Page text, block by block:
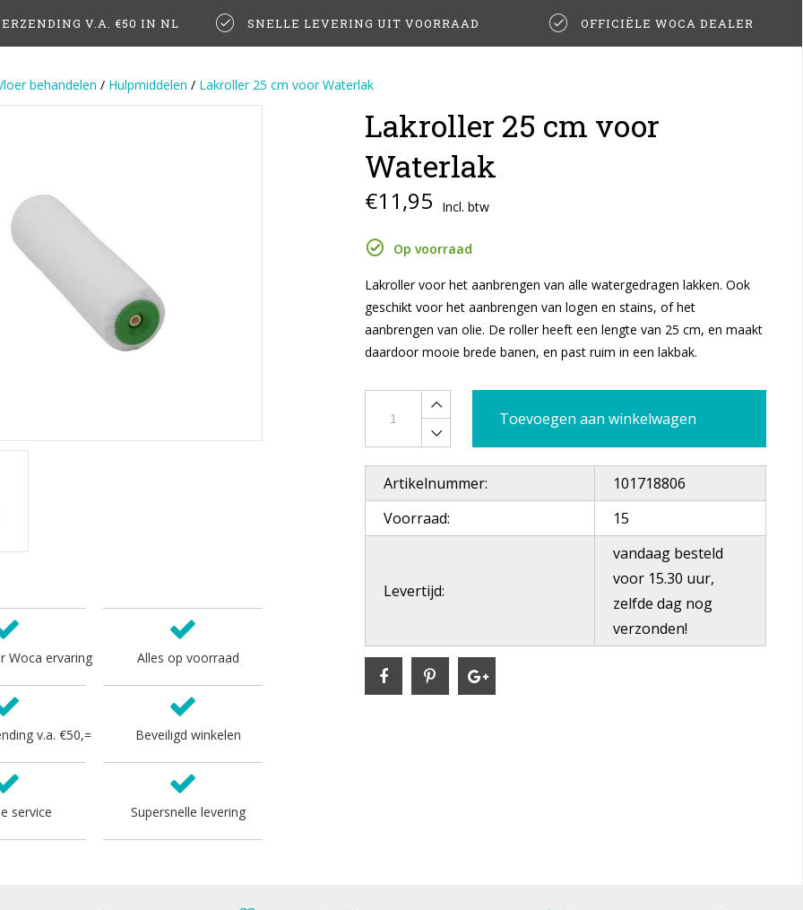
V.A. €50 IN NL SNELLE LEVERING UIT VOORRAAD OFFICIËLE WOCA DEALER
behandelen / Hulpmiddelen / Lakroller 25 cm voor Waterlak
Woca ervaring Alles op voorraad
v.a. €50,= Beveiligd winkelen
service Supersnelle levering
Lakroller 25 cm voor
Waterlak
€11,95 Incl. btw
Op voorraad
Lakroller voor het aanbrengen van alle watergedragen lakken. Ook
geschikt voor het aanbrengen van logen en stains, of het
aanbrengen van olie. De roller heeft een lengte van 25 cm, en maakt
daardoor mooie brede banen, en past ruim in een lakbak.
Toevoegen aan winkelwagen
Artikelnummer:
101718806
Voorraad:
15
Levertijd:
vandaag besteld
voor 15.30 uur,
zelfde dag nog
verzonden!